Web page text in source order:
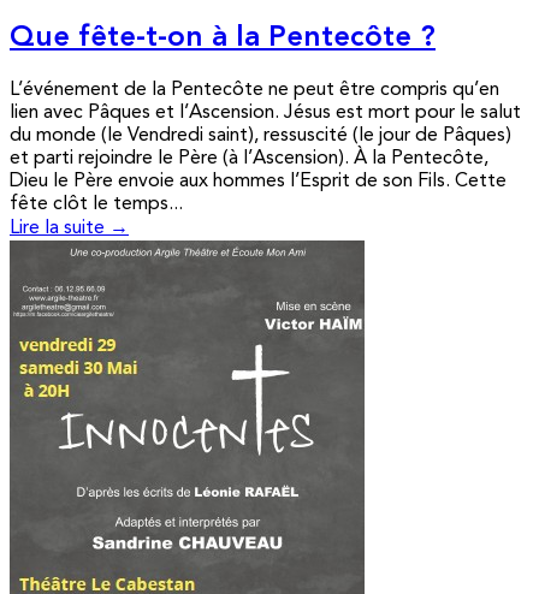
Que fête-t-on à la Pentecôte ?
L’événement de la Pentecôte ne peut être compris qu’en
lien avec Pâques et l’Ascension. Jésus est mort pour le salut
du monde (le Vendredi saint), ressuscité (le jour de Pâques)
et parti rejoindre le Père (à l’Ascension). À la Pentecôte,
Dieu le Père envoie aux hommes l’Esprit de son Fils. Cette
fête clôt le temps...
Lire la suite →